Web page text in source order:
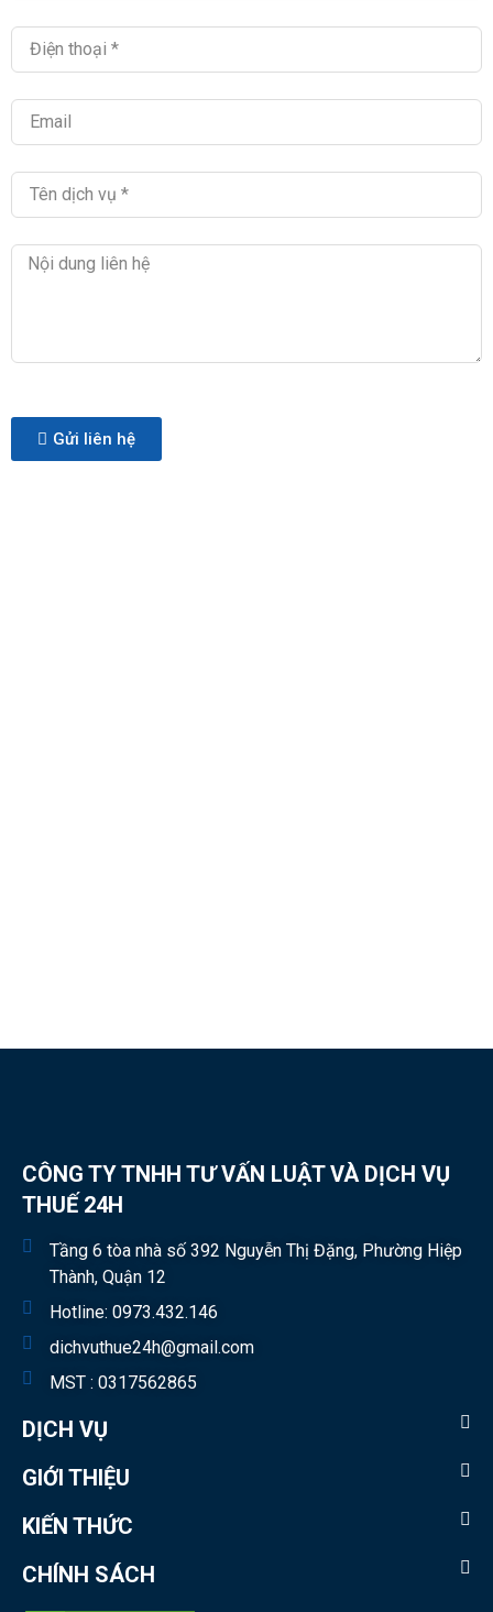
Gửi liên hệ
CÔNG TY TNHH TƯ VẤN LUẬT VÀ DỊCH VỤ
THUẾ 24H
Tầng 6 tòa nhà số 392 Nguyễn Thị Đặng, Phường Hiệp
Thành, Quận 12
Hotline: 0973.432.146
dichvuthue24h@gmail.com
MST : 0317562865
DỊCH VỤ
GIỚI THIỆU
KIẾN THỨC
CHÍNH SÁCH